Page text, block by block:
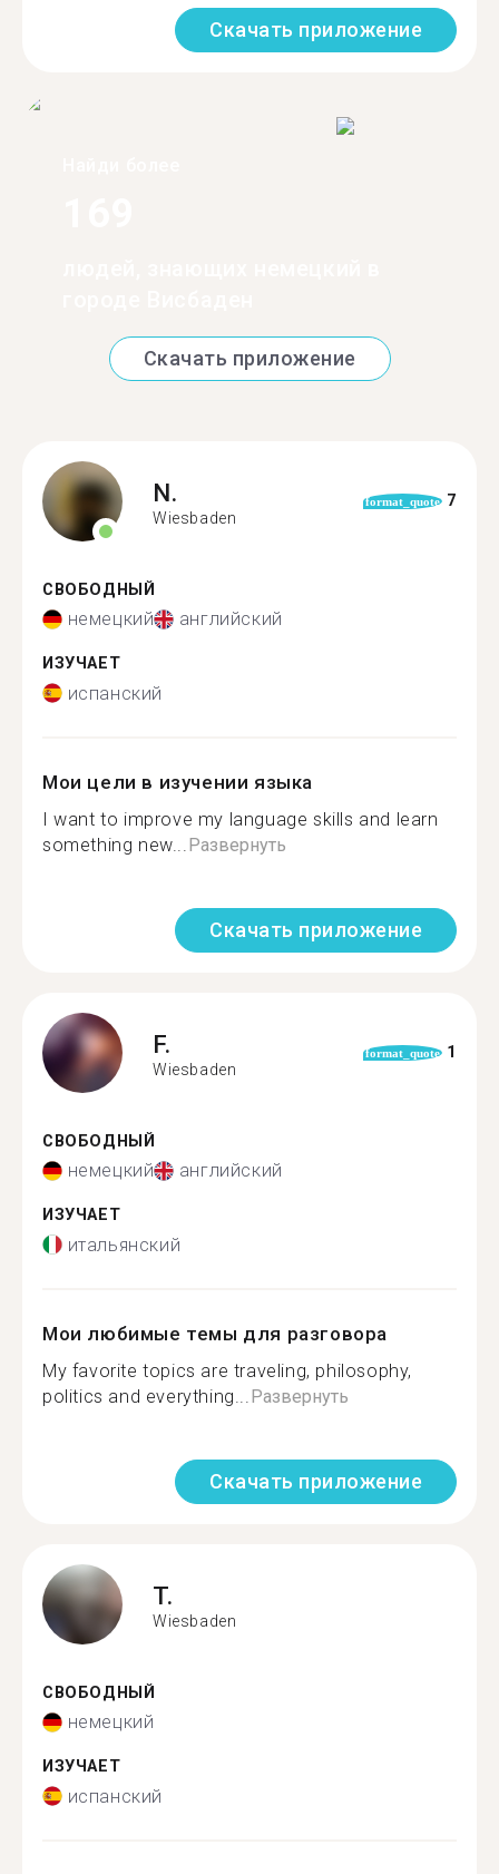
Скачать приложение
Скачать приложение
N.
Wiesbaden
format_quote 7
СВОБОДНЫЙ
немецкий английский
ИЗУЧАЕТ
испанский
Мои цели в изучении языка
I want to improve my language skills and learn
something new... Развернуть
Скачать приложение
F.
Wiesbaden
format_quote 1
СВОБОДНЫЙ
немецкий английский
ИЗУЧАЕТ
итальянский
Мои любимые темы для разговора
My favorite topics are traveling, philosophy,
politics and everything... Развернуть
Скачать приложение
T.
Wiesbaden
СВОБОДНЫЙ
немецкий
ИЗУЧАЕТ
испанский